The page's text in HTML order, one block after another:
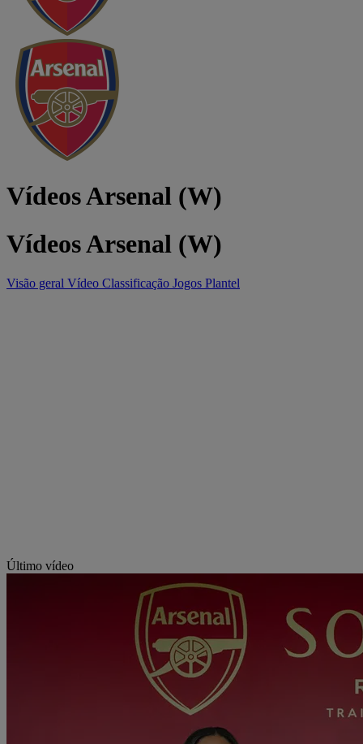
Vídeos Arsenal (W)
Vídeos Arsenal (W)
Visão geral Vídeo Classificação Jogos Plantel
Último vídeo